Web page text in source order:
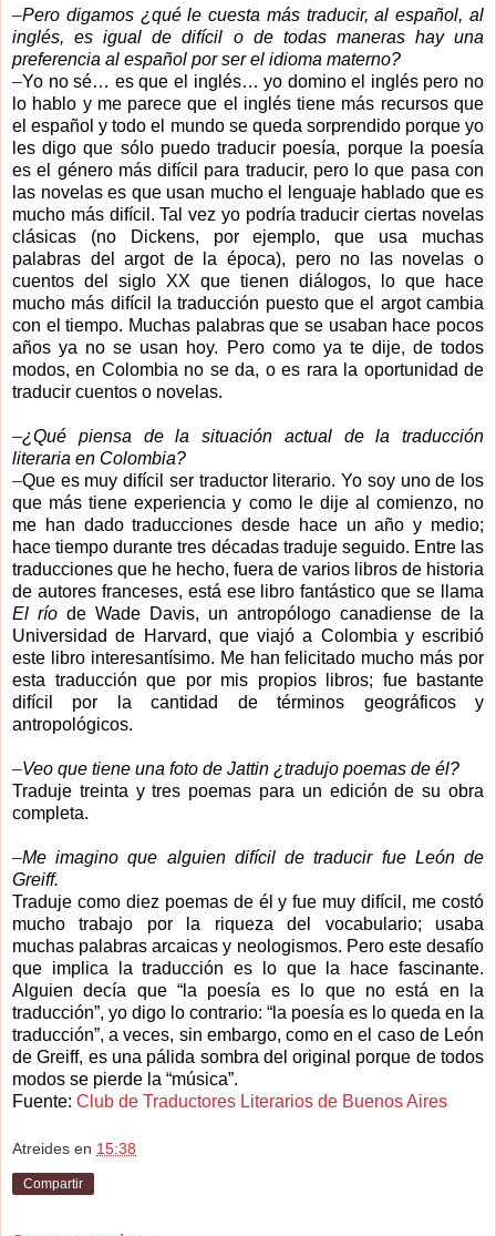
–Pero digamos ¿qué le cuesta más traducir, al español, al
inglés, es igual de difícil o de todas maneras hay una
preferencia al español por ser el idioma materno?
–Yo no sé… es que el inglés… yo domino el inglés pero no
lo hablo y me parece que el inglés tiene más recursos que
el español y todo el mundo se queda sorprendido porque yo
les digo que sólo puedo traducir poesía, porque la poesía
es el género más difícil para traducir, pero lo que pasa con
las novelas es que usan mucho el lenguaje hablado que es
mucho más difícil. Tal vez yo podría traducir ciertas novelas
clásicas (no Dickens, por ejemplo, que usa muchas
palabras del argot de la época), pero no las novelas o
cuentos del siglo XX que tienen diálogos, lo que hace
mucho más difícil la traducción puesto que el argot cambia
con el tiempo. Muchas palabras que se usaban hace pocos
años ya no se usan hoy. Pero como ya te dije, de todos
modos, en Colombia no se da, o es rara la oportunidad de
traducir cuentos o novelas.
–¿Qué piensa de la situación actual de la traducción
literaria en Colombia?
–Que es muy difícil ser traductor literario. Yo soy uno de los
que más tiene experiencia y como le dije al comienzo, no
me han dado traducciones desde hace un año y medio;
hace tiempo durante tres décadas traduje seguido. Entre las
traducciones que he hecho, fuera de varios libros de historia
de autores franceses, está ese libro fantástico que se llama
El río de Wade Davis, un antropólogo canadiense de la
Universidad de Harvard, que viajó a Colombia y escribió
este libro interesantísimo. Me han felicitado mucho más por
esta traducción que por mis propios libros; fue bastante
difícil por la cantidad de términos geográficos y
antropológicos.
–Veo que tiene una foto de Jattin ¿tradujo poemas de él?
Traduje treinta y tres poemas para un edición de su obra
completa.
–Me imagino que alguien difícil de traducir fue León de
Greiff.
Traduje como diez poemas de él y fue muy difícil, me costó
mucho trabajo por la riqueza del vocabulario; usaba
muchas palabras arcaicas y neologismos. Pero este desafío
que implica la traducción es lo que la hace fascinante.
Alguien decía que “la poesía es lo que no está en la
traducción”, yo digo lo contrario: “la poesía es lo queda en la
traducción”, a veces, sin embargo, como en el caso de León
de Greiff, es una pálida sombra del original porque de todos
modos se pierde la “música”.
Fuente: Club de Traductores Literarios de Buenos Aires
Atreides en 15:38
Compartir